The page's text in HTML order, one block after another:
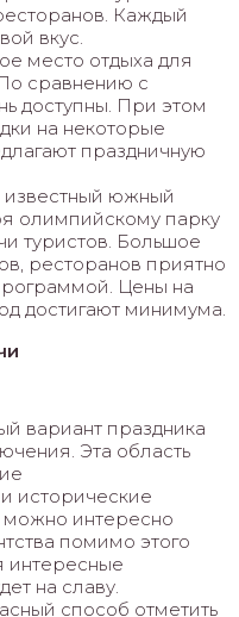
Каждый
вкус.
место отдыха для
сравнению с
доступны. При этом
на некоторые
праздничную
южный
олимпийскому парку
туристов. Большое
ресторанов приятно
Цены на
достигают минимума.
вариант праздника
Эта область
исторические
можно интересно
помимо этого
интересные
на славу.
способ отметить